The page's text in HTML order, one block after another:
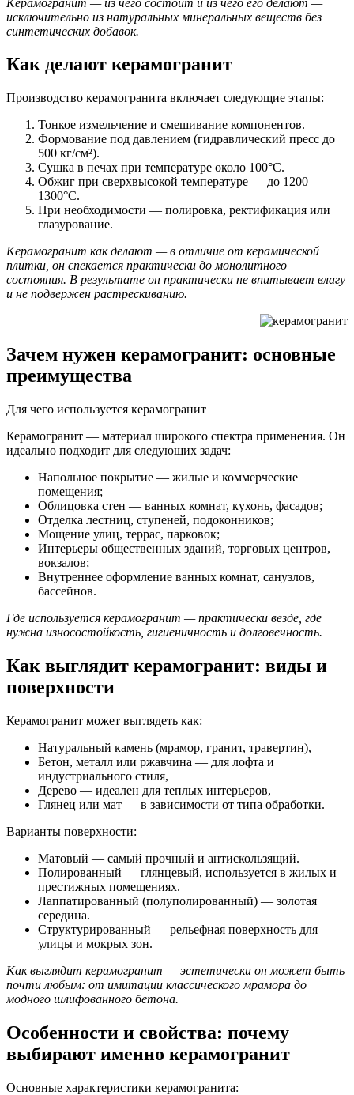
исключительно из натуральных минеральных веществ без
синтетических добавок.
Как делают керамогранит
Производство керамогранита включает следующие этапы:
Тонкое измельчение и смешивание компонентов.
Формование под давлением (гидравлический пресс до
500 кг/см²).
Сушка в печах при температуре около 100°C.
Обжиг при сверхвысокой температуре — до 1200–
1300°C.
При необходимости — полировка, ректификация или
глазурование.
Керамогранит как делают — в отличие от керамической
плитки, он спекается практически до монолитного
состояния. В результате он практически не впитывает влагу
и не подвержен растрескиванию.
Зачем нужен керамогранит: основные
преимущества
Для чего используется керамогранит
Керамогранит — материал широкого спектра применения. Он
идеально подходит для следующих задач:
Напольное покрытие — жилые и коммерческие
помещения;
Облицовка стен — ванных комнат, кухонь, фасадов;
Отделка лестниц, ступеней, подоконников;
Мощение улиц, террас, парковок;
Интерьеры общественных зданий, торговых центров,
вокзалов;
Внутреннее оформление ванных комнат, санузлов,
бассейнов.
Где используется керамогранит — практически везде, где
нужна износостойкость, гигиеничность и долговечность.
Как выглядит керамогранит: виды и
поверхности
Керамогранит может выглядеть как:
Натуральный камень (мрамор, гранит, травертин),
Бетон, металл или ржавчина — для лофта и
индустриального стиля,
Дерево — идеален для теплых интерьеров,
Глянец или мат — в зависимости от типа обработки.
Варианты поверхности:
Матовый — самый прочный и антискользящий.
Полированный — глянцевый, используется в жилых и
престижных помещениях.
Лаппатированный (полуполированный) — золотая
середина.
Структурированный — рельефная поверхность для
улицы и мокрых зон.
Как выглядит керамогранит — эстетически он может быть
почти любым: от имитации классического мрамора до
модного шлифованного бетона.
Особенности и свойства: почему
выбирают именно керамогранит
Основные характеристики керамогранита: